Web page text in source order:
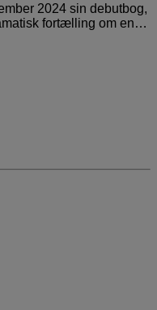
2024 sin debutbog,
fortælling om en…